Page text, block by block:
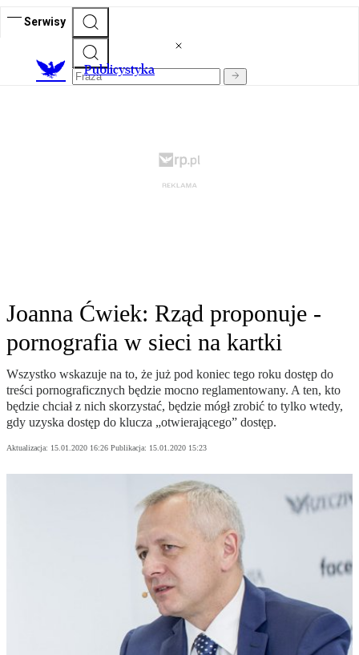
Serwisy
Publicystyka
Joanna Ćwiek: Rząd proponuje -
pornografia w sieci na kartki
Wszystko wskazuje na to, że już pod koniec tego roku dostęp do
treści pornograficznych będzie mocno reglamentowany. A ten, kto
będzie chciał z nich skorzystać, będzie mógł zrobić to tylko wtedy,
gdy uzyska dostęp do klucza „otwierającego” dostęp.
Aktualizacja: 15.01.2020 16:26 Publikacja: 15.01.2020 15:23